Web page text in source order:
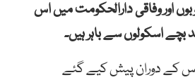
اور وفاقی دارالحکومت میں اس
بچے اسکولوں سے باہر ہیں۔
کے دوران پیش کیے گئے